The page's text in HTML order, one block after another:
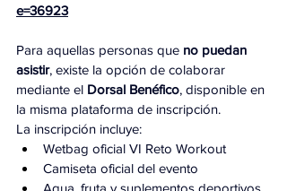
e=36923
Para aquellas personas que no puedan
asistir, existe la opción de colaborar
mediante el Dorsal Benéfico, disponible en
la misma plataforma de inscripción.
La inscripción incluye:
Wetbag oficial VI Reto Workout
Camiseta oficial del evento